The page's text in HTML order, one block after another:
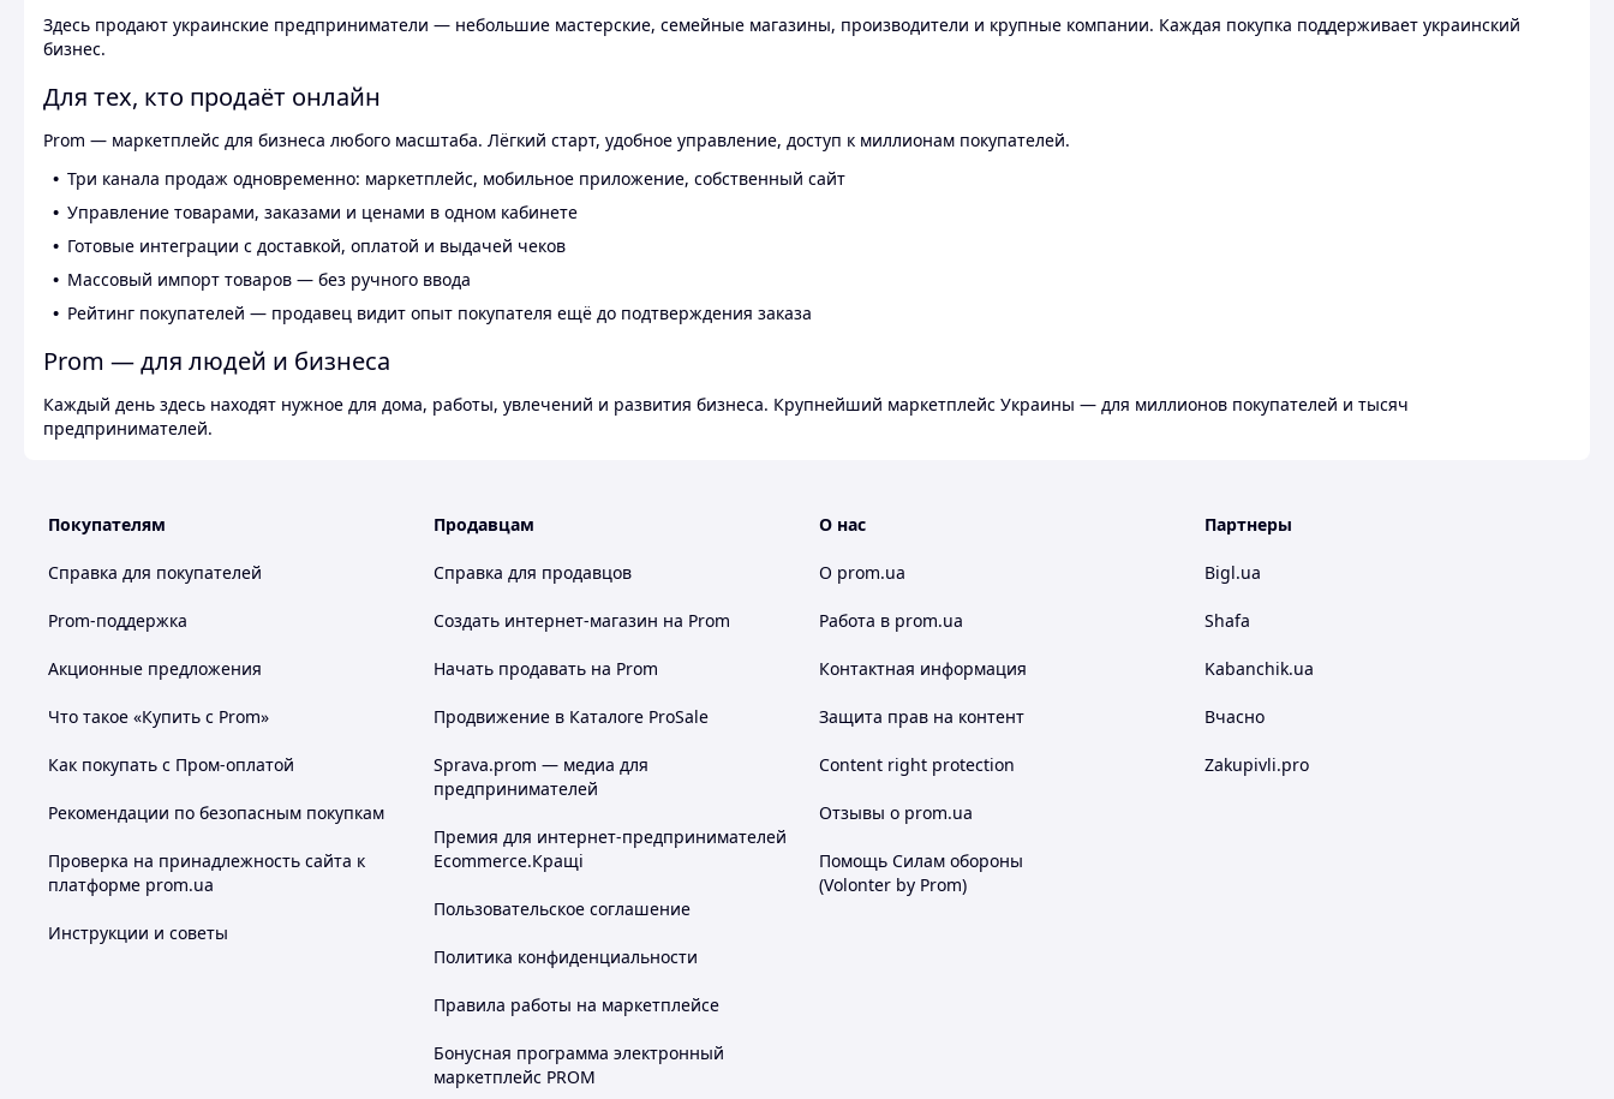
Здесь продают украинские предприниматели — небольшие мастерские, семейные магазины, производители и крупные компании. Каждая покупка поддерживает украинский
бизнес.
Для тех, кто продаёт онлайн
Prom — маркетплейс для бизнеса любого масштаба. Лёгкий старт, удобное управление, доступ к миллионам покупателей.
Три канала продаж одновременно: маркетплейс, мобильное приложение, собственный сайт
Управление товарами, заказами и ценами в одном кабинете
Готовые интеграции с доставкой, оплатой и выдачей чеков
Массовый импорт товаров — без ручного ввода
Рейтинг покупателей — продавец видит опыт покупателя ещё до подтверждения заказа
Prom — для людей и бизнеса
Каждый день здесь находят нужное для дома, работы, увлечений и развития бизнеса. Крупнейший маркетплейс Украины — для миллионов покупателей и тысяч
предпринимателей.
Покупателям
Справка для покупателей
Prom-поддержка
Акционные предложения
Что такое «Купить с Prom»
Как покупать с Пром-оплатой
Рекомендации по безопасным покупкам
Проверка на принадлежность сайта к
платформе prom.ua
Инструкции и советы
Продавцам
Справка для продавцов
Создать интернет-магазин на Prom
Начать продавать на Prom
Продвижение в Каталоге ProSale
Sprava.prom — медиа для
предпринимателей
Премия для интернет-предпринимателей
Ecommerce.Кращі
Пользовательское соглашение
Политика конфиденциальности
Правила работы на маркетплейсе
Бонусная программа электронный
маркетплейс PROM
О нас
О prom.ua
Работа в prom.ua
Контактная информация
Защита прав на контент
Content right protection
Отзывы о prom.ua
Помощь Силам обороны
(Volonter by Prom)
Партнеры
Bigl.ua
Shafa
Kabanchik.ua
Вчасно
Zakupivli.pro